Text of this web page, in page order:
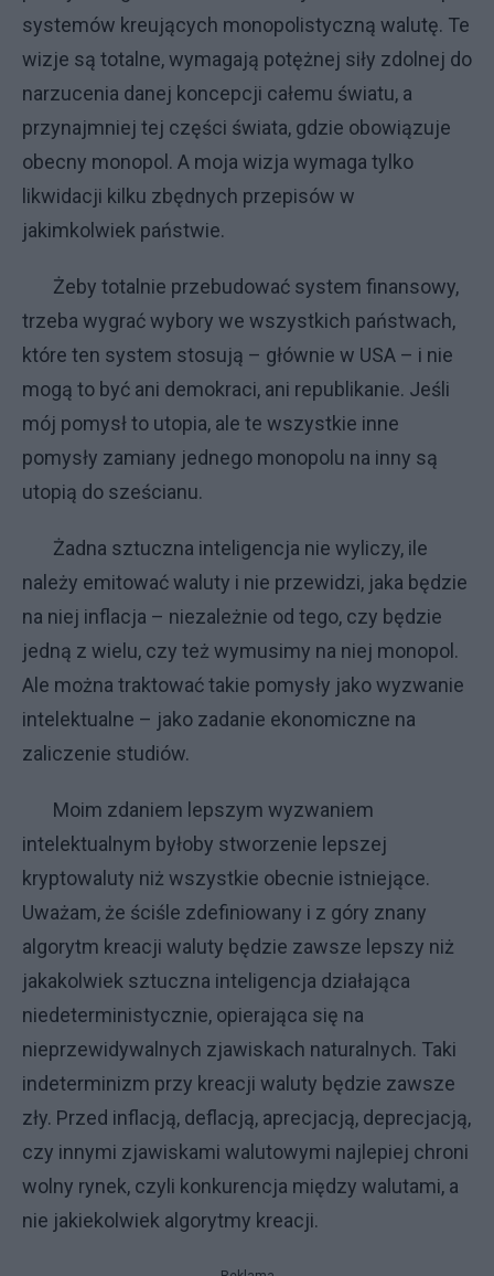
systemów kreujących monopolistyczną walutę. Te
wizje są totalne, wymagają potężnej siły zdolnej do
narzucenia danej koncepcji całemu światu, a
przynajmniej tej części świata, gdzie obowiązuje
obecny monopol. A moja wizja wymaga tylko
likwidacji kilku zbędnych przepisów w
jakimkolwiek państwie.
Żeby totalnie przebudować system finansowy,
trzeba wygrać wybory we wszystkich państwach,
które ten system stosują – głównie w USA – i nie
mogą to być ani demokraci, ani republikanie. Jeśli
mój pomysł to utopia, ale te wszystkie inne
pomysły zamiany jednego monopolu na inny są
utopią do sześcianu.
Żadna sztuczna inteligencja nie wyliczy, ile
należy emitować waluty i nie przewidzi, jaka będzie
na niej inflacja – niezależnie od tego, czy będzie
jedną z wielu, czy też wymusimy na niej monopol.
Ale można traktować takie pomysły jako wyzwanie
intelektualne – jako zadanie ekonomiczne na
zaliczenie studiów.
Moim zdaniem lepszym wyzwaniem
intelektualnym byłoby stworzenie lepszej
kryptowaluty niż wszystkie obecnie istniejące.
Uważam, że ściśle zdefiniowany i z góry znany
algorytm kreacji waluty będzie zawsze lepszy niż
jakakolwiek sztuczna inteligencja działająca
niedeterministycznie, opierająca się na
nieprzewidywalnych zjawiskach naturalnych. Taki
indeterminizm przy kreacji waluty będzie zawsze
zły. Przed inflacją, deflacją, aprecjacją, deprecjacją,
czy innymi zjawiskami walutowymi najlepiej chroni
wolny rynek, czyli konkurencja między walutami, a
nie jakiekolwiek algorytmy kreacji.